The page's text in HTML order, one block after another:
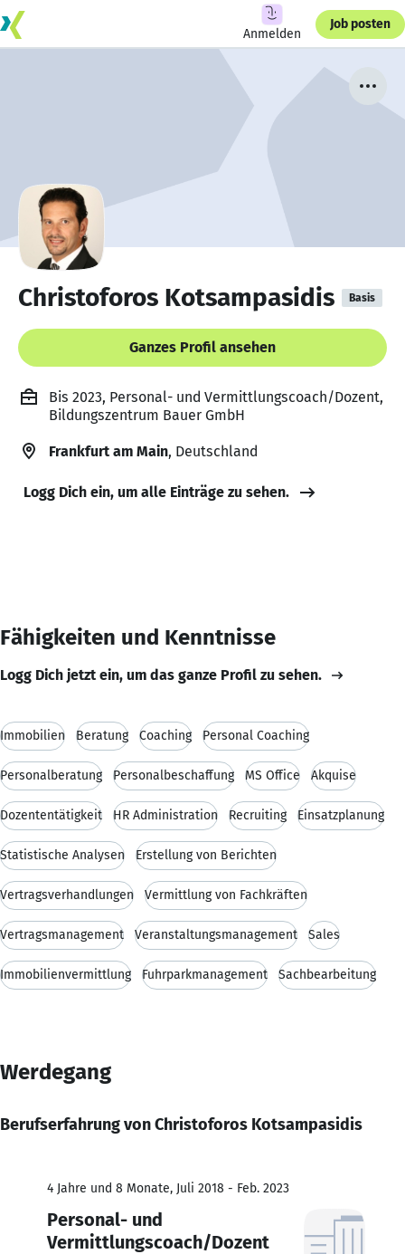
Anmelden
Job posten
Christoforos Kotsampasidis Basis
Ganzes Profil ansehen
Bis 2023, Personal- und Vermittlungscoach/Dozent,
Bildungszentrum Bauer GmbH
Frankfurt am Main, Deutschland
Logg Dich ein, um alle Einträge zu sehen.
Fähigkeiten und Kenntnisse
Logg Dich jetzt ein, um das ganze Profil zu sehen.
Immobilien Beratung Coaching Personal Coaching
Personalberatung Personalbeschaffung MS Office Akquise
Dozententätigkeit HR Administration Recruiting Einsatzplanung
Statistische Analysen Erstellung von Berichten
Vertragsverhandlungen Vermittlung von Fachkräften
Vertragsmanagement Veranstaltungsmanagement Sales
Immobilienvermittlung Fuhrparkmanagement Sachbearbeitung
Werdegang
Berufserfahrung von Christoforos Kotsampasidis
4 Jahre und 8 Monate, Juli 2018 - Feb. 2023
Personal- und
Vermittlungscoach/Dozent